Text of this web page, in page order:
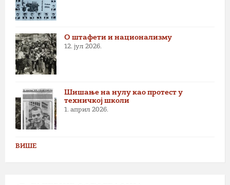
О штафети и национализму
12. јул 2026.
Шишање на нулу као протест у
техничкој школи
1. април 2026.
ВИШЕ